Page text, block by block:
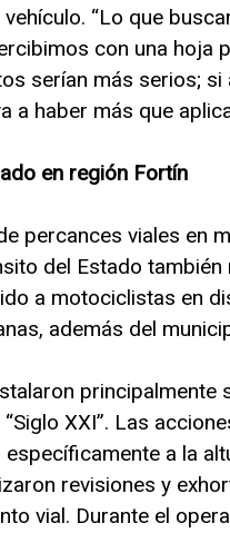
“Lo que
con una hoja
serían más serios;
a haber más que
en región Fortín
percances viales en
del Estado
a motociclistas en
además del
principalmente
XXI”. Las
específicamente a la
revisiones y
vial. Durante el